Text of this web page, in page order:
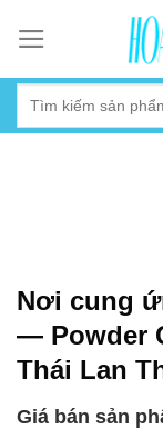
content
Nơi cung
— Powder
Thái Lan
Giá bán sản